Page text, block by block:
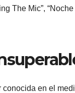
The Mic”,
conocida en el